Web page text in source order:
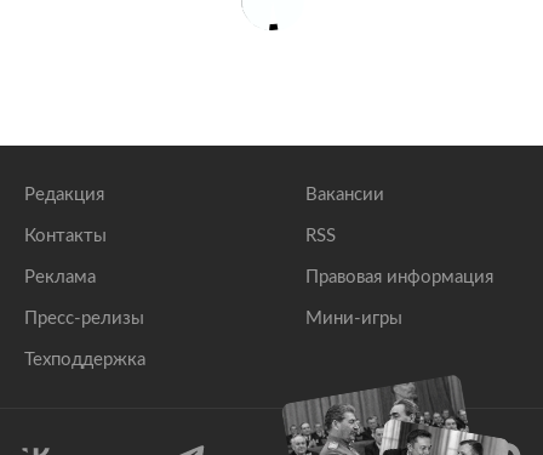
Редакция
Контакты
Реклама
Пресс-релизы
Техподдержка
Вакансии
RSS
Правовая информация
Мини-игры